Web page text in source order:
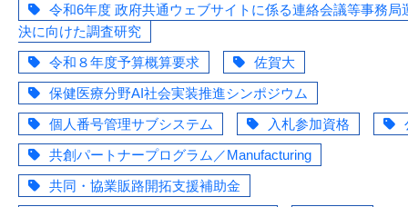
令和6年度 政府共通ウェブサイトに係る連絡会議等事務局
決に向けた調査研究
令和８年度予算概算要求
佐賀大
保健医療分野AI社会実装推進シンポジウム
個人番号管理サブシステム
入札参加資格
共創パートナープログラム／Manufacturing
共同・協業販路開拓支援補助金